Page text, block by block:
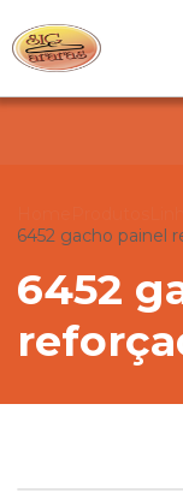
6452 gacho painel
6452